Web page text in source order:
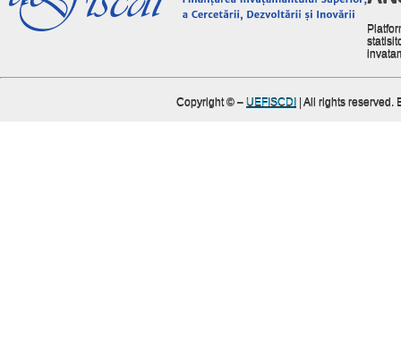
Copyright © – UEFISCDI | All rights